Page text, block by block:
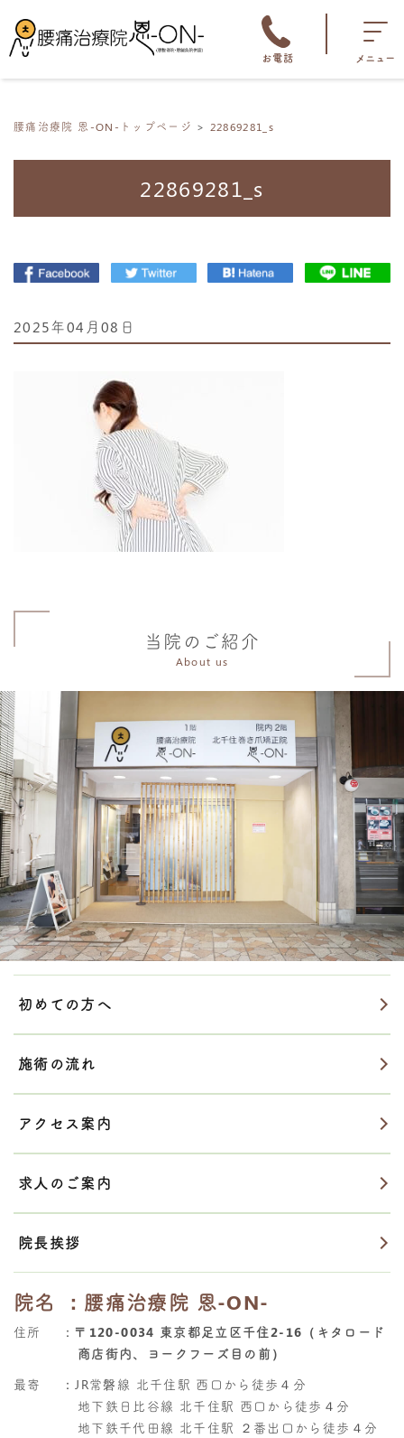
お電話 メニュー
腰痛治療院 恩-ON-トップページ 22869281_s
22869281_s
2025年04月08日
当院のご紹介
About us
初めての方へ
施術の流れ
アクセス案内
求人のご案内
院長挨拶
院名 ：腰痛治療院 恩-ON-
住所 ： 〒120-0034 東京都足立区千住2-16（キタロード
商店街内、ヨークフーズ目の前）
最寄
：JR常磐線 北千住駅 西口から徒歩４分
地下鉄日比谷線 北千住駅 西口から徒歩４分
地下鉄千代田線 北千住駅 ２番出口から徒歩４分